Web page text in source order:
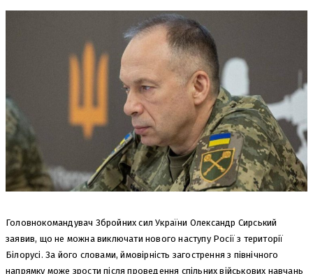
Головнокомандувач Збройних сил України Олександр Сирський
заявив, що не можна виключати нового наступу Росії з території
Білорусі. За його словами, ймовірність загострення з північного
напрямку може зрости після проведення спільних військових навчань